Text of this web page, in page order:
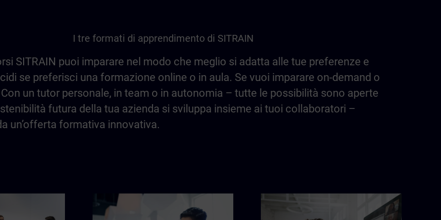
I tre formati di apprendimento di SITRAIN
SITRAIN puoi imparare nel modo che meglio si adatta alle tue preferenze e
se preferisci una formazione online o in aula. Se vuoi imparare on-demand o
un tutor personale, in team o in autonomia – tutte le possibilità sono aperte
futura della tua azienda si sviluppa insieme ai tuoi collaboratori –
un’offerta formativa innovativa.